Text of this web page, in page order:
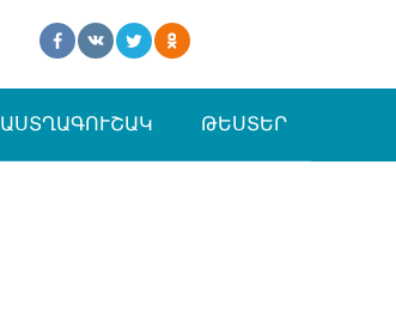
ԱՍՏՂԱԳՈՒՇԱԿ ԹԵՍՏԵՐ